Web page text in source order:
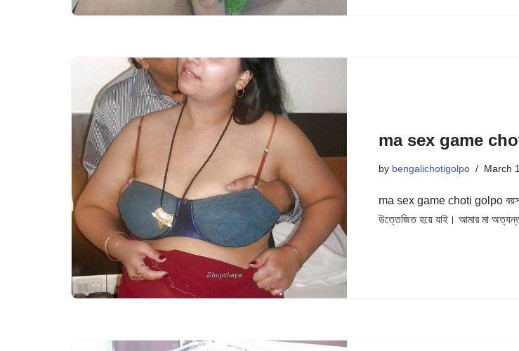
ma sex game choti
by bengalichotigolpo March
ma sex game choti golpo বয়স
উত্তেজিত হয়ে যাই। আমার মা অত্যন্ত